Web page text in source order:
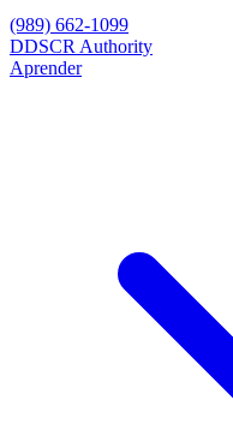
(989) 662-1099
DDSCR Authority
Aprender